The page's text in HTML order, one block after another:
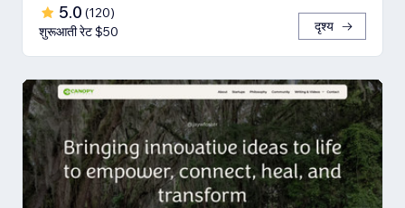
5.0 (120)
शुरूआती रेट $50
दृश्य